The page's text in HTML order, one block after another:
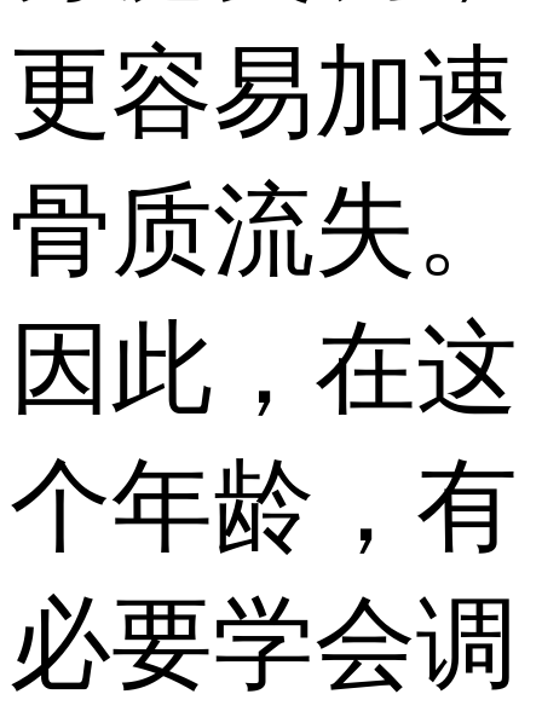
更容易加速
骨质流失。
因此，在这
个年龄，有
必要学会调